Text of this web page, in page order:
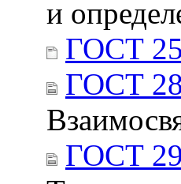
и
ГОСТ
ГОСТ
ГОСТ